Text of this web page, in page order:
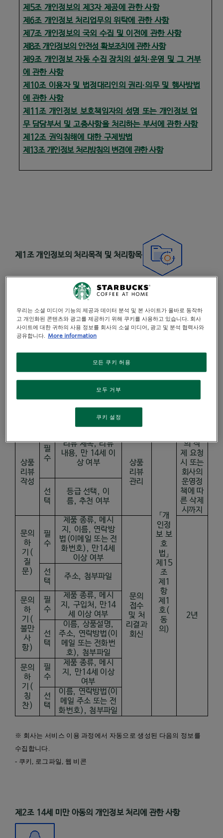
제5조 개인정보의 제3자 제공에 관한 사항
제6조 개인정보 처리업무의 위탁에 관한 사항
제7조 개인정보의 국외 수집 및 이전에 관한 사항
제8조 개인정보의 안전성 확보조치에 관한 사항
제9조 개인정보 자동 수집 장치의 설치·운영 및 그 거부
에 관한 사항
제10조 이용자 및 법정대리인의 권리·의무 및 행사방법
에 관한 사항
제11조 개인정보 보호책임자의 성명 또는 개인정보 업
무 담당부서 및 고충사항을 처리하는 부서에 관한 사항
제12조 권익침해에 대한 구제방법
제13조 개인정보 처리방침의 변경에 관한 사항
제 1 조 개인정보의 처리목적 및 처리항목
회사는 「개인정보 보호법」에 따라 서비스 제공을 위해 필요 최소
한의 범위에서 개인정보를
수집·이용합니다.
목적
상품
리뷰
작성
필
수
리뷰 제목,리뷰
내용, 만 14세 이
상 여부
상품
리뷰
관리
「개
인정
보 보
호
법」
제 15
조
제 1
항
제 1
호(
동
의 )
의삭
제 요청
시 또는
회사의
운영정
책에 따
른 삭제
시까지
선
택
등급 선택 , 이
름,추천 여부
문의
하
기 (
질
문)
필
수
제품 종류, 메시
지 , 이름, 연락방
법 (이메일 또는 전
화번호), 만14세
이상 여부
문의
접수
및 처
리결과
회신
2년
선
택
주소, 첨부파일
문의
하
기 (
불만
사
항)
필
수
제품 종류, 메시
지 , 구입처 , 만14
세 이상 여부
선
택
이름, 상품설명,
주소, 연락방법 (이
메일 또는 전화번
호), 첨부파일
문의
하
기 (
칭
찬)
필
수
제품 종류, 메시
지 , 만14세 이상
여부
선
택
이름, 연락방법 (이
메일 주소 또는 전
화번호), 첨부파일
※ 회사는 서비스 이용 과정에서 자동으로 생성된 다음의 정보를
수집합니다.
- 쿠키 , 로그파일 , 웹 비콘
제 2조 14세 미만 아동의 개인정보 처리에 관한 사항
우리는 소셜 미디어 기능의 제공과 데이터 분석 및 본 사이트가 올바로 동작하
고 개인화된 콘텐츠와 광고를 제공하기 위해 쿠키를 사용하고 있습니다. 회사
사이트에 대한 귀하의 사용 정보를 회사의 소셜 미디어, 광고 및 분석 협력사와
공유합니다.
More information
모두 거부
모든 쿠키 허용
쿠키 설정